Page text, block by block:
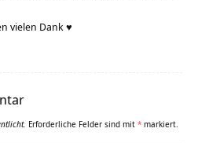
vielen Dank ♥
Erforderliche Felder sind mit * markiert.